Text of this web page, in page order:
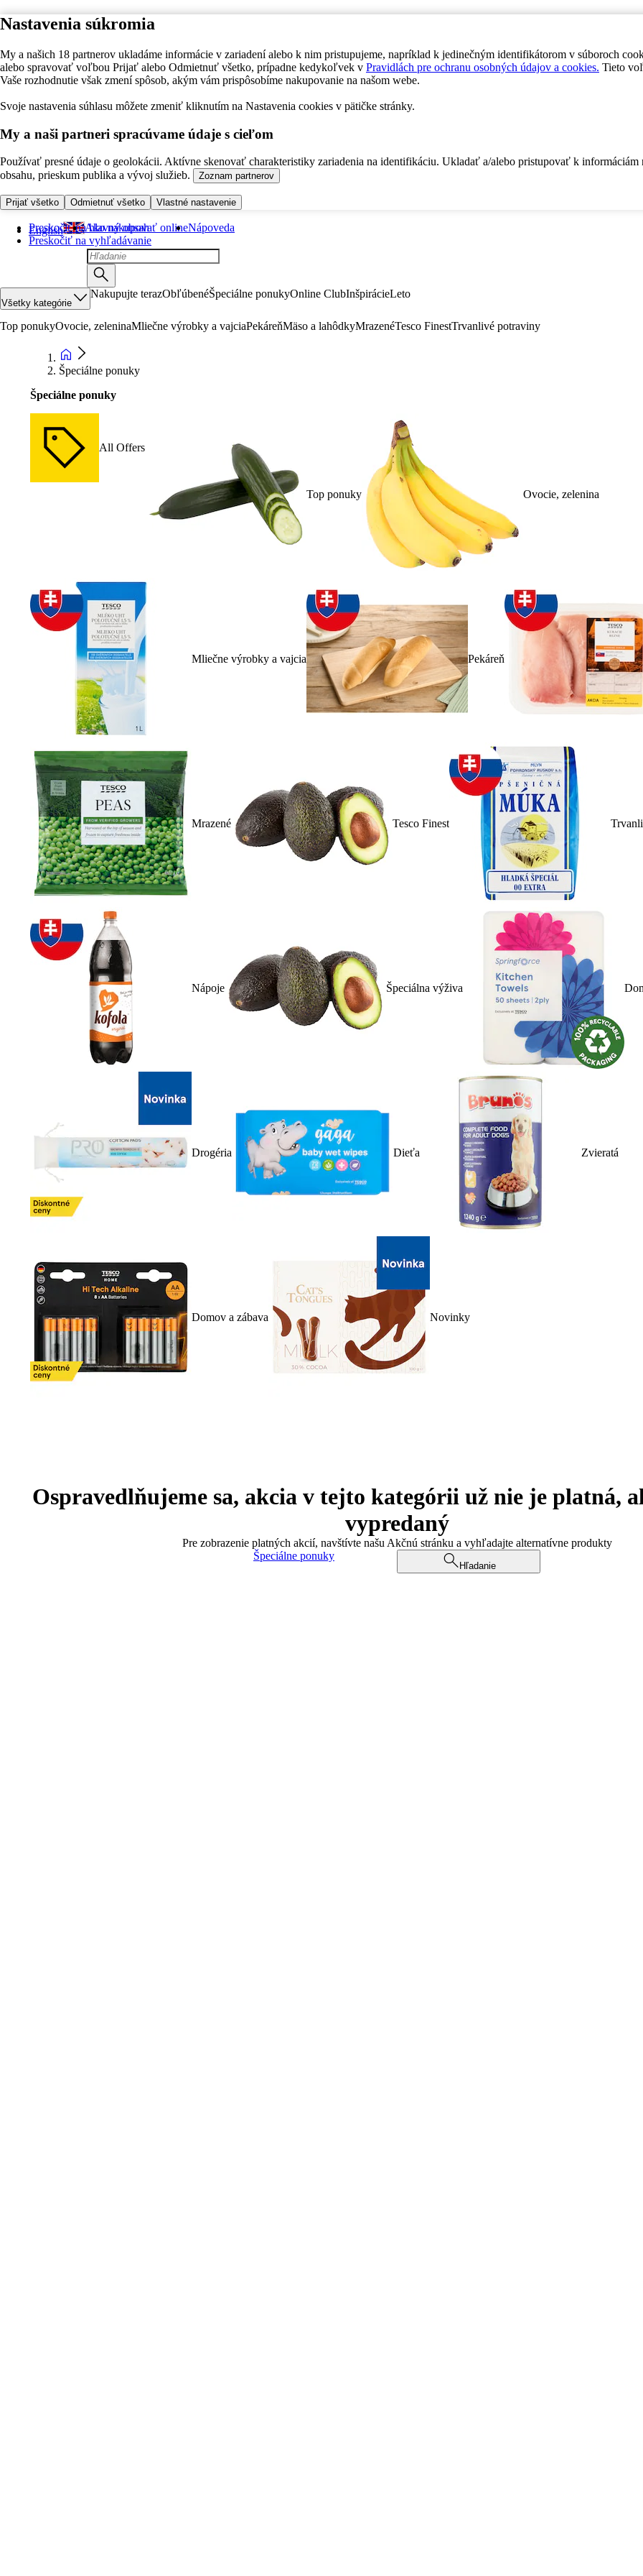
Nastavenia súkromia
My a našich 18 partnerov ukladáme informácie v zariadení alebo k nim pristupujeme, napríklad k jedinečným identifikátorom v súboroch
alebo spravovať voľbou Prijať alebo Odmietnuť všetko, prípadne kedykoľvek v Pravidlách pre ochranu osobných údajov a cookies. Tieto
Vaše rozhodnutie však zmení spôsob, akým vám prispôsobíme nakupovanie na našom webe.
Svoje nastavenia súhlasu môžete zmeniť kliknutím na Nastavenia cookies v pätičke stránky.
My a naši partneri spracúvame údaje s cieľom
Používať presné údaje o geolokácii. Aktívne skenovať charakteristiky zariadenia na identifikáciu. Ukladať a/alebo pristupovať k informáciám
obsahu, prieskum publika a vývoj služieb.
Zoznam partnerov
Prijať všetko Odmietnuť všetko Vlastné nastavenie
Preskočiť na hlavný obsah
Preskočiť na vyhľadávanie
English Ako nakupovať onlineNápoveda
Všetky kategórie
Nakupujte terazObľúbenéŠpeciálne ponukyOnline ClubInšpirácieLeto
Top ponukyOvocie, zeleninaMliečne výrobky a vajciaPekáreňMäso a lahôdkyMrazenéTesco FinestTrvanlivé potraviny
Špeciálne ponuky
Špeciálne ponuky
All Offers
Top ponuky Ovocie, zelenina
Mliečne výrobky a vajcia Pekáreň
Mrazené Tesco Finest
Nápoje Špeciálna výživa
Drogéria Dieťa Zvieratá
Domov a zábava Novinky
Ospravedlňujeme sa, akcia v tejto kategórii už nie je platná,
vypredaný
Pre zobrazenie platných akcií, navštívte našu Akčnú stránku a vyhľadajte alternatívne produkty
Špeciálne ponuky
Hľadanie